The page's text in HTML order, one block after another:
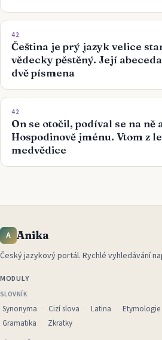
42
Čeština je prý jazyk velice
vědecky pěstěný. Její
dvě písmena
42
On se otočil, podíval se na ně
Hospodinově jménu. Vtom z
medvědice
A Anika
Český jazykový portál. Rychlé vyhledávání
MODULY
SLOVNÍK
Synonyma Cizí slova Latina Etymologie
Gramatika
Zkratky